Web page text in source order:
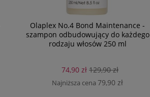
Olaplex No.4 Bond Maintenance -
szampon odbudowujący do każdego
rodzaju włosów 250 ml
74,90 zł 129,90 zł
Najniższa cena 79,90 zł